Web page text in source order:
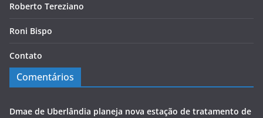
Roberto Tereziano
Roni Bispo
Contato
Comentários
Dmae de Uberlândia planeja nova estação de tratamento de